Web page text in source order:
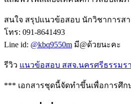
สนใจ สรุปแนวข้อสอบ นักวิชาการ
โทร: 091-8641493
Line id: @kbq9550m มี@ด้วยนะคะ
รีวิว แนวข้อสอบ สสจ.นครศรีธรรมร
*** เอกสารชุดนี้จัดทำขึ้นเพื่อการศึก